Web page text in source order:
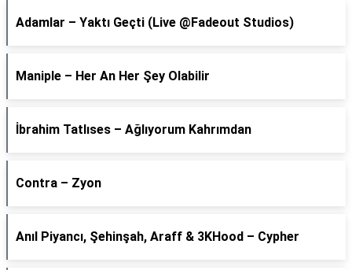
Adamlar – Yaktı Geçti (Live @Fadeout Studios)
Maniple – Her An Her Şey Olabilir
İbrahim Tatlıses – Ağlıyorum Kahrımdan
Contra – Zyon
Anıl Piyancı, Şehinşah, Araff & 3KHood – Cypher